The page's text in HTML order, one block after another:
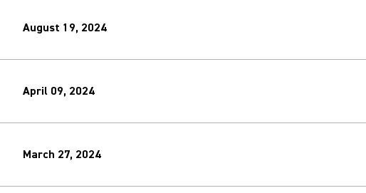
August 19, 2024
April 09, 2024
March 27, 2024